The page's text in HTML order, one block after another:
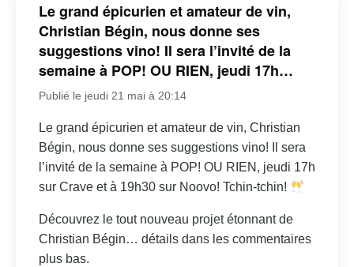
Le grand épicurien et amateur de vin,
Christian Bégin, nous donne ses
suggestions vino! Il sera l’invité de la
semaine à POP! OU RIEN, jeudi 17h…
Publié le jeudi 21 mai à 20:14
Le grand épicurien et amateur de vin, Christian
Bégin, nous donne ses suggestions vino! Il sera
l’invité de la semaine à POP! OU RIEN, jeudi 17h
sur Crave et à 19h30 sur Noovo! Tchin-tchin!
Découvrez le tout nouveau projet étonnant de
Christian Bégin… détails dans les commentaires
plus bas.